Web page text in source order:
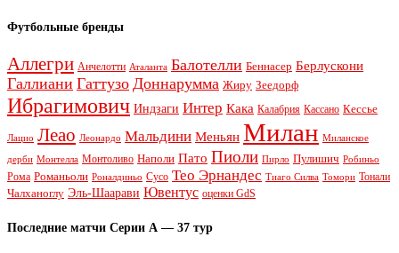
Футбольные бренды
Аллегри Анчелотти Аталанта Балотелли Беннасер Берлускони
Галлиани Гаттузо Доннарумма Жиру Зеедорф
Ибрагимович Индзаги Интер Кака Калабрия Кассано Кессье
Лацио Леао Леонардо Мальдини Меньян Милан Миланское
дерби Монтелла Монтоливо Наполи Пато Пиоли Пирло Пулишич Робиньо
Рома Романьоли Роналдиньо Сусо Тео Эрнандес Тиаго Силва Томори Тонали
Чалханоглу Эль-Шаарави Ювентус оценки GdS
Последние матчи Серии А — 37 тур